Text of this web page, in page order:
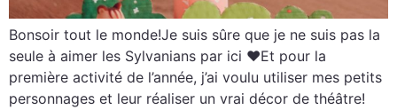
Bonsoir tout le monde!Je suis sûre que je ne suis pas la
seule à aimer les Sylvanians par ici ♥Et pour la
première activité de l’année, j’ai voulu utiliser mes petits
personnages et leur réaliser un vrai décor de théâtre!